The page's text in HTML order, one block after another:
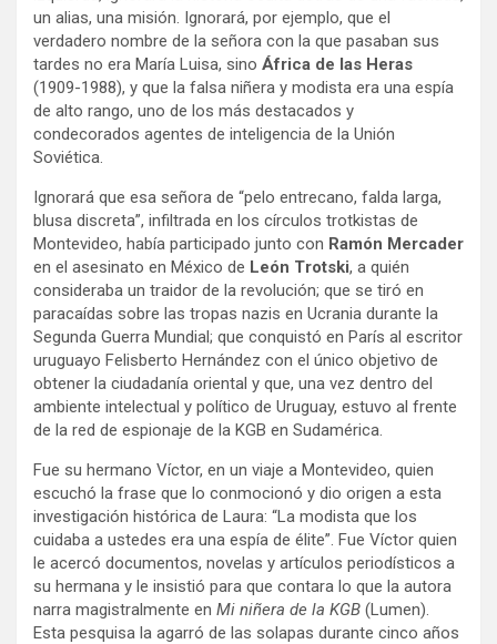
un alias, una misión. Ignorará, por ejemplo, que el
verdadero nombre de la señora con la que pasaban sus
tardes no era María Luisa, sino África de las Heras
(1909-1988), y que la falsa niñera y modista era una espía
de alto rango, uno de los más destacados y
condecorados agentes de inteligencia de la Unión
Soviética.
Ignorará que esa señora de “pelo entrecano, falda larga,
blusa discreta”, infiltrada en los círculos trotkistas de
Montevideo, había participado junto con Ramón Mercader
en el asesinato en México de León Trotski, a quién
consideraba un traidor de la revolución; que se tiró en
paracaídas sobre las tropas nazis en Ucrania durante la
Segunda Guerra Mundial; que conquistó en París al escritor
uruguayo Felisberto Hernández con el único objetivo de
obtener la ciudadanía oriental y que, una vez dentro del
ambiente intelectual y político de Uruguay, estuvo al frente
de la red de espionaje de la KGB en Sudamérica.
Fue su hermano Víctor, en un viaje a Montevideo, quien
escuchó la frase que lo conmocionó y dio origen a esta
investigación histórica de Laura: “La modista que los
cuidaba a ustedes era una espía de élite”. Fue Víctor quien
le acercó documentos, novelas y artículos periodísticos a
su hermana y le insistió para que contara lo que la autora
narra magistralmente en Mi niñera de la KGB (Lumen).
Esta pesquisa la agarró de las solapas durante cinco años